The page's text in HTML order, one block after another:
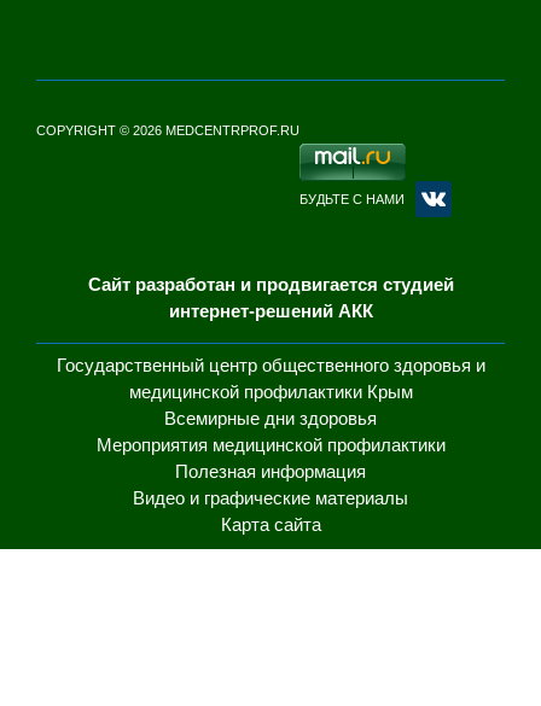
COPYRIGHT © 2026 MEDCENTRPROF.RU
БУДЬТЕ С НАМИ
Сайт разработан и продвигается студией
интернет-решений АКК
Государственный центр общественного здоровья и
медицинской профилактики Крым
Всемирные дни здоровья
Мероприятия медицинской профилактики
Полезная информация
Видео и графические материалы
Карта сайта